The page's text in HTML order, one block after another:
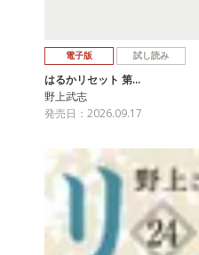
電子版 試し読み
はるかリセット 第…
野上武志
発売日：2026.09.17